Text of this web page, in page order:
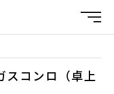
スコンロ（卓上